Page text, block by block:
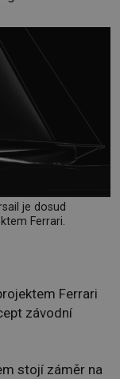
je dosud
Ferrari.
Ferrari
závodní
stojí záměr na